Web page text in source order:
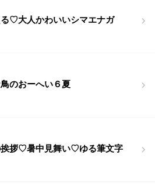
る♡大人かわいいシマエナガ
のおーへい６夏
拶♡暑中見舞い♡ゆる筆文字